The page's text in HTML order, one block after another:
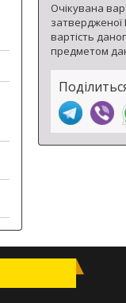
Очікувана
затвердженої
вартість
предметом